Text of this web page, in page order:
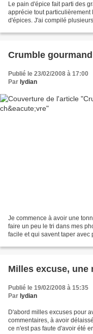
Le pain d'épice fait parti des
apprécie tout particulièrement
d'épices. J'ai compilé
Crumble
Publié le 23/02/2008 à 17:00
Par lydian
Je commence à avoir une
faire un peu le tri dans mes
facile et qui savent taper avec
Milles excuse, une
Publié le 19/02/2008 à 15:35
Par lydian
D'abord milles excuses pour
commentaires, à avoir
ce n'est pas faute d'avoir été